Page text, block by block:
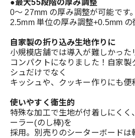
●最大55段階の厚み調整
0～ 27mm の厚み調整が可能です。
2.5mm 単位の厚み調整+0.5mm の
自家製の折り込み生地作りに
小規模店舗では導入が難しかった
コンパクトになりました！自家製
シュだけでなく
キッシュや、クッキー作りにも便
使いやすく衛生的
特殊な加工で生地が付着しにくく
ーラー(のし棒)を
採用。別売りのシーターボードは